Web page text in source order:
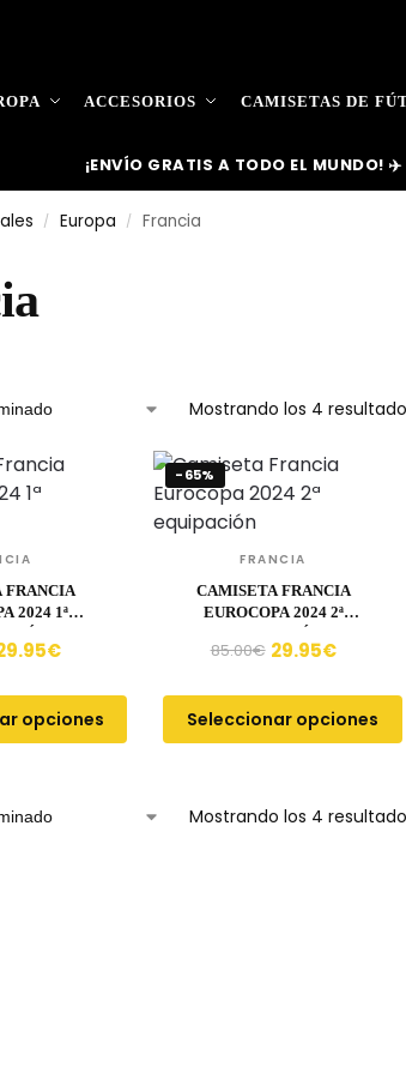
ACCESORIOS CAMISETAS DE
¡ENVÍO GRATIS A TODO EL MUNDO! ✈️
/ Europa / Francia
Mostrando los 4
FRANCIA
2024 1ª
€
opciones
-65%
FRANCIA
CAMISETA FRANCIA
EUROCOPA 2024 2ª
EQUIPACIÓN
85.00€ 29.95€
Seleccionar opciones
Mostrando los 4